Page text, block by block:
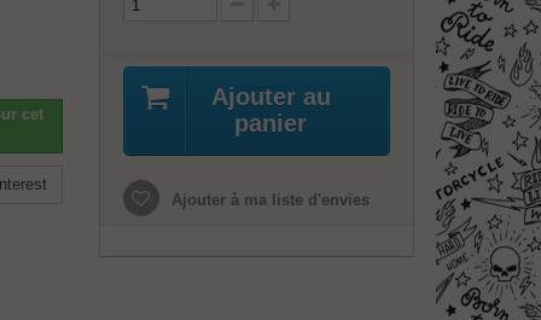
cet
Ajouter au
panier
Ajouter à ma liste d'envies